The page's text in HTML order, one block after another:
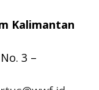
Kalimantan
3 –